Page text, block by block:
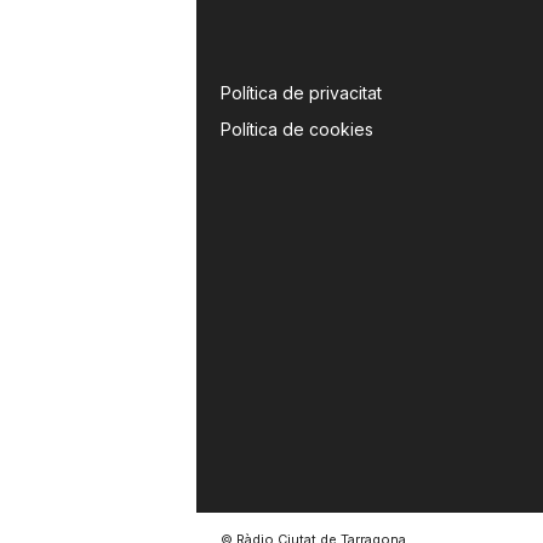
Política de privacitat
Política de cookies
© Ràdio Ciutat de Tarragona